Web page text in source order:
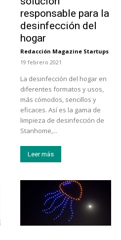
responsable para la
desinfección del
hogar
Redacción Magazine Startups
-
19 febrero 2021
La desinfección del hogar en
diferentes formatos y usos,
más cómodos, sencillos y
eficaces. Así es la gama de
limpieza de desinfección de
Stanhome,...
Leer más